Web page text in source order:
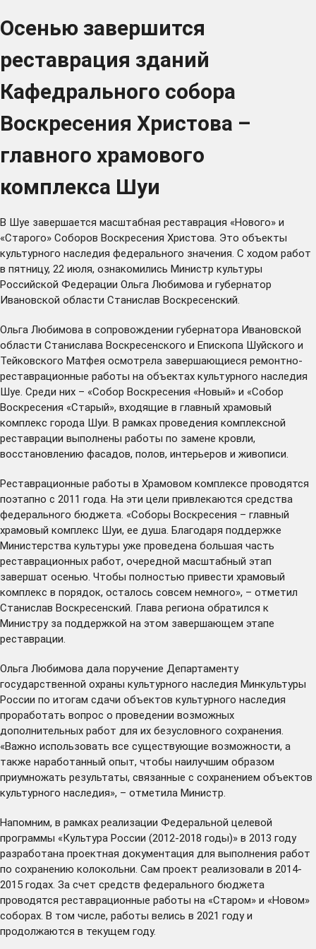
Осенью завершится
реставрация зданий
Кафедрального собора
Воскресения Христова –
главного храмового
комплекса Шуи
В Шуе завершается масштабная реставрация «Нового» и
«Старого» Соборов Воскресения Христова. Это объекты
культурного наследия федерального значения. С ходом работ
в пятницу, 22 июля, ознакомились Министр культуры
Российской Федерации Ольга Любимова и губернатор
Ивановской области Станислав Воскресенский.
Ольга Любимова в сопровождении губернатора Ивановской
области Станислава Воскресенского и Епископа Шуйского и
Тейковского Матфея осмотрела завершающиеся ремонтно-
реставрационные работы на объектах культурного наследия
Шуе. Среди них – «Собор Воскресения «Новый» и «Собор
Воскресения «Старый», входящие в главный храмовый
комплекс города Шуи. В рамках проведения комплексной
реставрации выполнены работы по замене кровли,
восстановлению фасадов, полов, интерьеров и живописи.
Реставрационные работы в Храмовом комплексе проводятся
поэтапно с 2011 года. На эти цели привлекаются средства
федерального бюджета. «Соборы Воскресения – главный
храмовый комплекс Шуи, ее душа. Благодаря поддержке
Министерства культуры уже проведена большая часть
реставрационных работ, очередной масштабный этап
завершат осенью. Чтобы полностью привести храмовый
комплекс в порядок, осталось совсем немного», – отметил
Станислав Воскресенский. Глава региона обратился к
Министру за поддержкой на этом завершающем этапе
реставрации.
Ольга Любимова дала поручение Департаменту
государственной охраны культурного наследия Минкультуры
России по итогам сдачи объектов культурного наследия
проработать вопрос о проведении возможных
дополнительных работ для их безусловного сохранения.
«Важно использовать все существующие возможности, а
также наработанный опыт, чтобы наилучшим образом
приумножать результаты, связанные с сохранением объектов
культурного наследия», – отметила Министр.
Напомним, в рамках реализации Федеральной целевой
программы «Культура России (2012-2018 годы)» в 2013 году
разработана проектная документация для выполнения работ
по сохранению колокольни. Сам проект реализовали в 2014-
2015 годах. За счет средств федерального бюджета
проводятся реставрационные работы на «Старом» и «Новом»
соборах. В том числе, работы велись в 2021 году и
продолжаются в текущем году.